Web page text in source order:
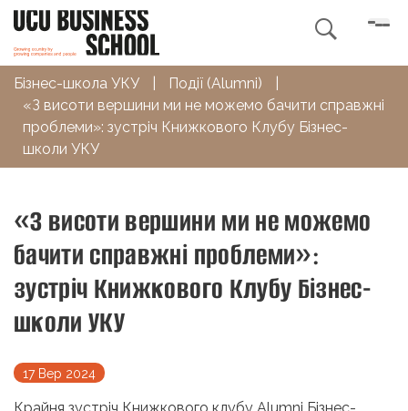

Бізнес-школа УКУ Події (Alumni)
«З висоти вершини ми не можемо бачити справжні
проблеми»: зустріч Книжкового Клубу Бізнес-
школи УКУ
«З висоти вершини ми не можемо
бачити справжні проблеми»:
зустріч Книжкового Клубу Бізнес-
школи УКУ
17 Вер 2024